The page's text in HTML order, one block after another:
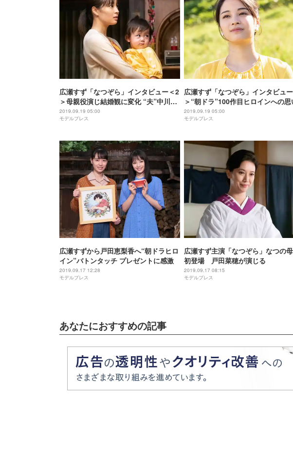
広瀬すず「なつぞら」インタビュー＜2
＞母親役演じ結婚観に変化 “夫”中川大
志とは「セット感がある」
2019.09.19 05:00
モデルプレス
広瀬すず「なつぞら」インタビュ
＞“朝ドラ”100作目ヒロインへの
「どのシーンより難しかった」千遥
の再会振り返る
2019.09.19 05:00
モデルプレス
広瀬すずから戸田恵梨香へ“朝ドラヒロ
イン”バトンタッチ プレゼントに感激
2019.09.17 12:28
モデルプレス
広瀬すず主演「なつぞら」なつの
初登場 戸田菜穂が演じる
2019.09.17 08:15
モデルプレス
あなたにおすすめの記事